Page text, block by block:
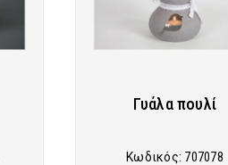
Γυάλα πουλί
Κωδικός: 707078